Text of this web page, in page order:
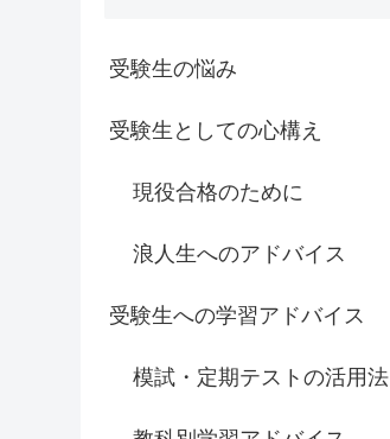
受験生の悩み
受験生としての心構え
現役合格のために
浪人生へのアドバイス
受験生への学習アドバイス
模試・定期テストの活用法